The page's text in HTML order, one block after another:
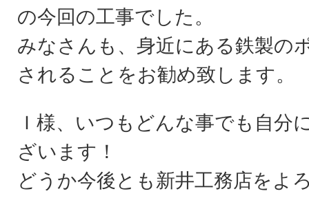
の今回の工事でした。
みなさんも、身近にある鉄製の
されることをお勧め致します。
Ｉ様、いつもどんな事でも自分
ざいます！
どうか今後とも新井工務店をよ